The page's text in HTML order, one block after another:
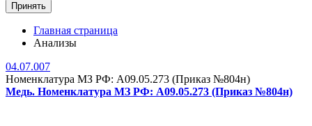
Принять
Главная страница
Анализы
04.07.007
Номенклатура МЗ РФ: A09.05.273 (Приказ №804н)
Медь. Номенклатура МЗ РФ: A09.05.273 (Приказ №804н)